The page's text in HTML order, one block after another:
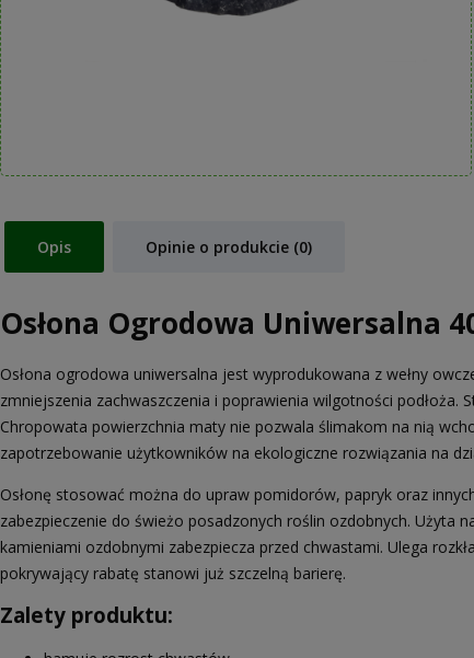
Opis Opinie o produkcie (0)
Osłona Ogrodowa Uniwersalna
Osłona ogrodowa uniwersalna jest wyprodukowana z wełny
zmniejszenia zachwaszczenia i poprawienia wilgotności
Chropowata powierzchnia maty nie pozwala ślimakom na nią
zapotrzebowanie użytkowników na ekologiczne rozwiązania na
Osłonę stosować można do upraw pomidorów, papryk oraz
zabezpieczenie do świeżo posadzonych roślin ozdobnych. Użyta
kamieniami ozdobnymi zabezpiecza przed chwastami. Ulega
pokrywający rabatę stanowi już szczelną barierę.
Zalety produktu: